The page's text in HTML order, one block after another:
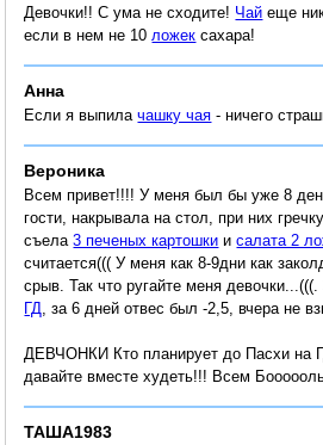
Девочки!! С ума не сходите! Чай еще
если в нем не 10 ложек сахара!
Анна
Если я выпилачашку чая - ничего
Вероника
Всем привет!!!! У меня был бы уже 8
гости, накрывала на стол, при них
съела3 печеных картошки исалата 2
считается((( У меня как 8-9дни как
срыв. Так что ругайте меня
ГД
, за 6 дней отвес был -2,5, вчера не
ДЕВЧОНКИ Кто планирует до Пасхи на
давайте вместе худеть!!! Всем
ТАША1983